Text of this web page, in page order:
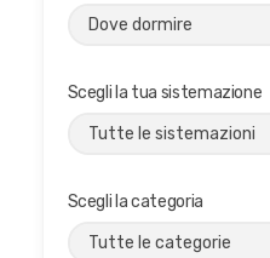
Scegli la tua sistemazione
Scegli la categoria